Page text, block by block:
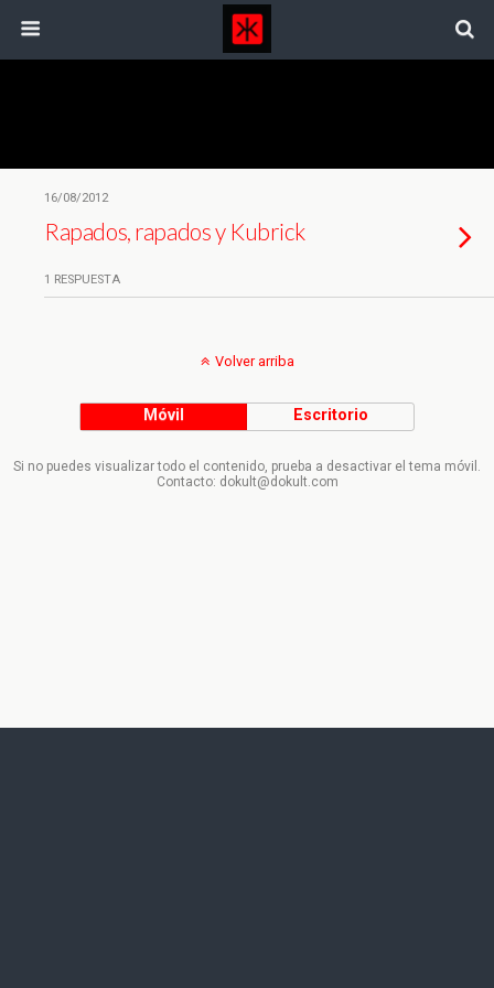
16/08/2012
Rapados, rapados y Kubrick
1 RESPUESTA
Volver arriba
Móvil Escritorio
Si no puedes visualizar todo el contenido, prueba a desactivar el tema móvil.
Contacto: dokult@dokult.com